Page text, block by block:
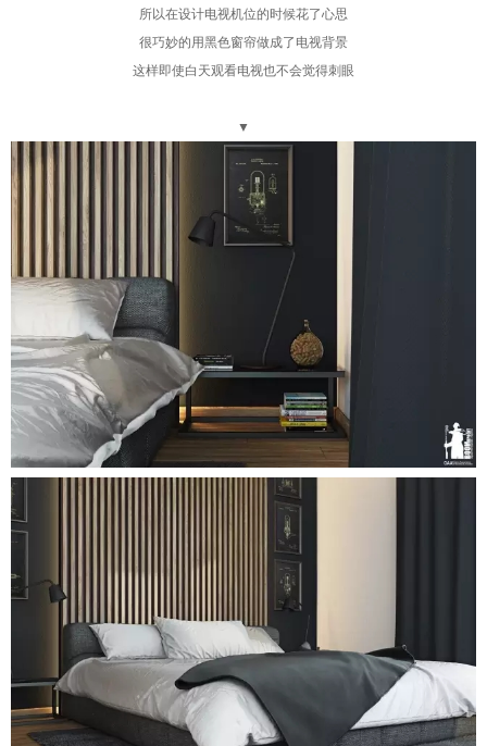
所以在设计电视机位的时候花了心思
很巧妙的用黑色窗帘做成了电视背景
这样即使白天观看电视也不会觉得刺眼
▼